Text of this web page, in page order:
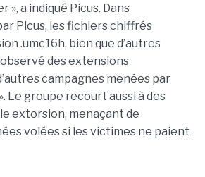
», a indiqué Picus. Dans
Picus, les fichiers chiffrés
.umc16h, bien que d’autres
des extensions
campagnes menées par
Le groupe recourt aussi à des
extorsion, menaçant de
volées si les victimes ne paient